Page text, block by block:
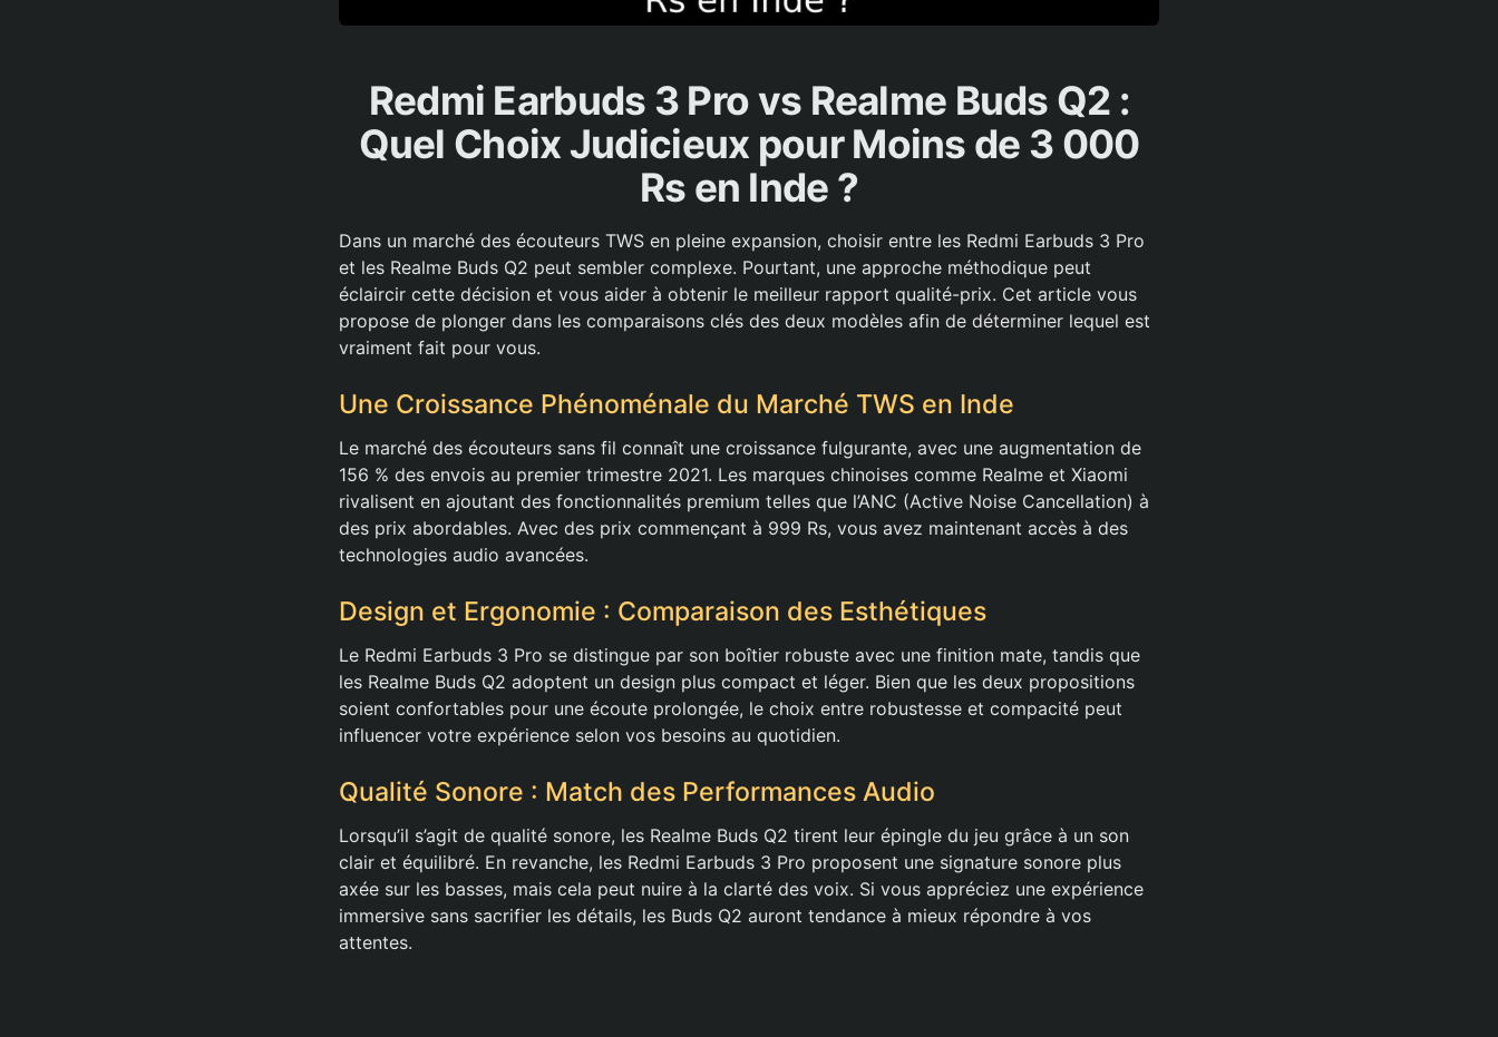
Redmi Earbuds 3 Pro vs Realme Buds Q2 :
Quel Choix Judicieux pour Moins de 3 000
Rs en Inde ?
Dans un marché des écouteurs TWS en pleine expansion, choisir entre les Redmi Earbuds 3 Pro
et les Realme Buds Q2 peut sembler complexe. Pourtant, une approche méthodique peut
éclaircir cette décision et vous aider à obtenir le meilleur rapport qualité-prix. Cet article vous
propose de plonger dans les comparaisons clés des deux modèles afin de déterminer lequel est
vraiment fait pour vous.
Une Croissance Phénoménale du Marché TWS en Inde
Le marché des écouteurs sans fil connaît une croissance fulgurante, avec une augmentation de
156 % des envois au premier trimestre 2021. Les marques chinoises comme Realme et Xiaomi
rivalisent en ajoutant des fonctionnalités premium telles que l’ANC (Active Noise Cancellation) à
des prix abordables. Avec des prix commençant à 999 Rs, vous avez maintenant accès à des
technologies audio avancées.
Design et Ergonomie : Comparaison des Esthétiques
Le Redmi Earbuds 3 Pro se distingue par son boîtier robuste avec une finition mate, tandis que
les Realme Buds Q2 adoptent un design plus compact et léger. Bien que les deux propositions
soient confortables pour une écoute prolongée, le choix entre robustesse et compacité peut
influencer votre expérience selon vos besoins au quotidien.
Qualité Sonore : Match des Performances Audio
Lorsqu’il s’agit de qualité sonore, les Realme Buds Q2 tirent leur épingle du jeu grâce à un son
clair et équilibré. En revanche, les Redmi Earbuds 3 Pro proposent une signature sonore plus
axée sur les basses, mais cela peut nuire à la clarté des voix. Si vous appréciez une expérience
immersive sans sacrifier les détails, les Buds Q2 auront tendance à mieux répondre à vos
attentes.